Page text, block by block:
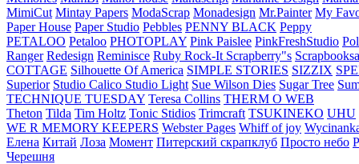
MimiCut Mintay Papers ModaScrap Monadesign Mr.Painter My
Paper House Paper Studio Pebbles PENNY BLACK Peppy
PETALOO Petaloo PHOTOPLAY Pink Paislee PinkFreshStudio
Ranger Redesign Reminisce Ruby Rock-It Scrapberry"s
COTTAGE Silhouette Of America SIMPLE STORIES SIZZIX
Superior Studio Calico Studio Light Sue Wilson Dies Sugar Tree
TECHNIQUE TUESDAY Teresa Collins THERM O WEB
Theton Tilda Tim Holtz Tonic Stidios Trimcraft TSUKINEKO UHU
WE R MEMORY KEEPERS Webster Pages Whiff of joy
Елена Китай Лоза Момент Питерский скрапклуб Просто небо
Черешня